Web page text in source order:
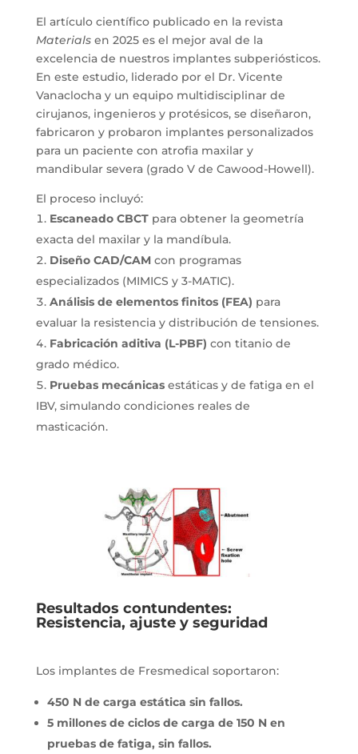
El artículo científico publicado en la revista
Materialsen 2025 es el mejor aval de la
excelencia de nuestros implantes subperiósticos.
En este estudio, liderado por el Dr. Vicente
Vanaclocha y un equipo multidisciplinar de
cirujanos, ingenieros y protésicos, se diseñaron,
fabricaron y probaron implantes personalizados
para un paciente con atrofia maxilar y
mandibular severa (grado V de Cawood-Howell).
El proceso incluyó:
Escaneado CBCTpara obtener la geometría
exacta del maxilar y la mandíbula.
Diseño CAD/CAMcon programas
especializados (MIMICS y 3-MATIC).
Análisis de elementos finitos (FEA) para
evaluar la resistencia y distribución de tensiones.
Fabricación aditiva (L-PBF) con titanio de
grado médico.
Pruebas mecánicasestáticas y de fatiga en el
IBV, simulando condiciones reales de
masticación.
Resultados contundentes:
Resistencia, ajuste y seguridad
Los implantes de Fresmedical soportaron:
450 N de carga estática sin fallos.
5 millones de ciclos de carga de 150 N en
pruebas de fatiga, sin fallos.